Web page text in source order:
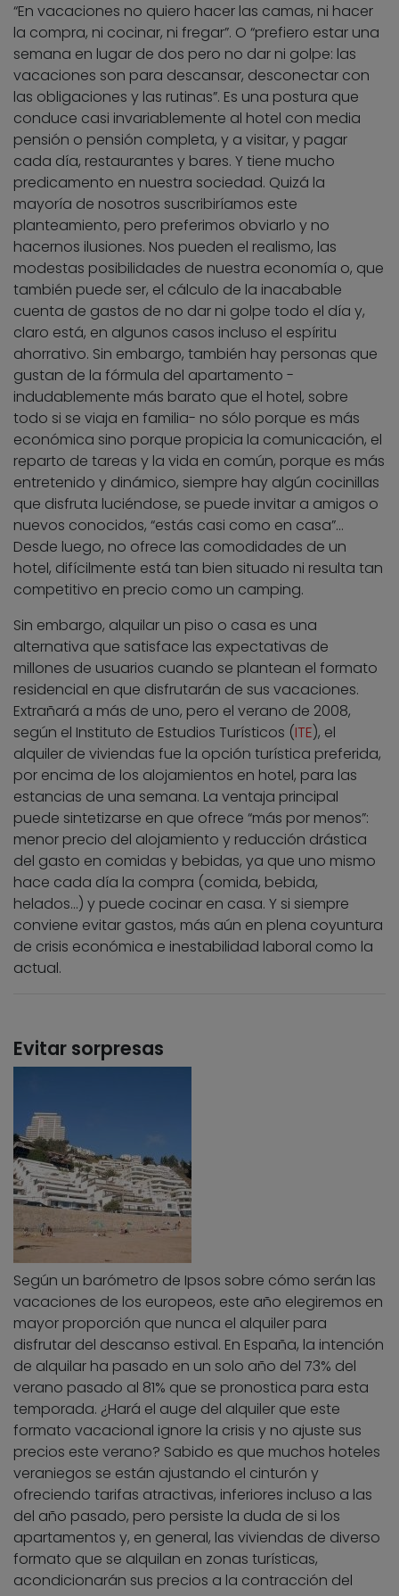
“En vacaciones no quiero hacer las camas, ni hacer
la compra, ni cocinar, ni fregar”. O “prefiero estar una
semana en lugar de dos pero no dar ni golpe: las
vacaciones son para descansar, desconectar con
las obligaciones y las rutinas”. Es una postura que
conduce casi invariablemente al hotel con media
pensión o pensión completa, y a visitar, y pagar
cada día, restaurantes y bares. Y tiene mucho
predicamento en nuestra sociedad. Quizá la
mayoría de nosotros suscribiríamos este
planteamiento, pero preferimos obviarlo y no
hacernos ilusiones. Nos pueden el realismo, las
modestas posibilidades de nuestra economía o, que
también puede ser, el cálculo de la inacabable
cuenta de gastos de no dar ni golpe todo el día y,
claro está, en algunos casos incluso el espíritu
ahorrativo. Sin embargo, también hay personas que
gustan de la fórmula del apartamento -
indudablemente más barato que el hotel, sobre
todo si se viaja en familia- no sólo porque es más
económica sino porque propicia la comunicación, el
reparto de tareas y la vida en común, porque es más
entretenido y dinámico, siempre hay algún cocinillas
que disfruta luciéndose, se puede invitar a amigos o
nuevos conocidos, “estás casi como en casa”…
Desde luego, no ofrece las comodidades de un
hotel, difícilmente está tan bien situado ni resulta tan
competitivo en precio como un camping.
Sin embargo, alquilar un piso o casa es una
alternativa que satisface las expectativas de
millones de usuarios cuando se plantean el formato
residencial en que disfrutarán de sus vacaciones.
Extrañará a más de uno, pero el verano de 2008,
según el Instituto de Estudios Turísticos (ITE), el
alquiler de viviendas fue la opción turística preferida,
por encima de los alojamientos en hotel, para las
estancias de una semana. La ventaja principal
puede sintetizarse en que ofrece “más por menos”:
menor precio del alojamiento y reducción drástica
del gasto en comidas y bebidas, ya que uno mismo
hace cada día la compra (comida, bebida,
helados…) y puede cocinar en casa. Y si siempre
conviene evitar gastos, más aún en plena coyuntura
de crisis económica e inestabilidad laboral como la
actual.
Evitar sorpresas
Según un barómetro de Ipsos sobre cómo serán las
vacaciones de los europeos, este año elegiremos en
mayor proporción que nunca el alquiler para
disfrutar del descanso estival. En España, la intención
de alquilar ha pasado en un solo año del 73% del
verano pasado al 81% que se pronostica para esta
temporada. ¿Hará el auge del alquiler que este
formato vacacional ignore la crisis y no ajuste sus
precios este verano? Sabido es que muchos hoteles
veraniegos se están ajustando el cinturón y
ofreciendo tarifas atractivas, inferiores incluso a las
del año pasado, pero persiste la duda de si los
apartamentos y, en general, las viviendas de diverso
formato que se alquilan en zonas turísticas,
acondicionarán sus precios a la contracción del